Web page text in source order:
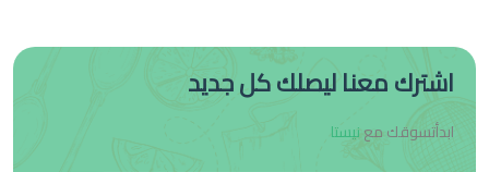
اشترك معنا ليصلك كل جديد
ابدأتسوقك معنيستا